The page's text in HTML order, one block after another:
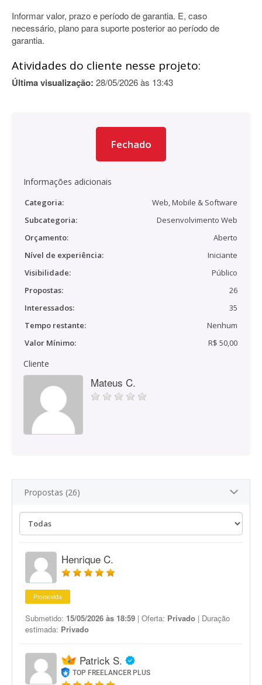
Informar valor, prazo e período de garantia. E, caso
necessário, plano para suporte posterior ao período de
garantia.
Atividades do cliente nesse projeto:
Última visualização: 28/05/2026 às 13:43
Fechado
Informações adicionais
Categoria:
Web, Mobile & Software
Subcategoria:
Desenvolvimento Web
Orçamento:
Aberto
Nível de experiência:
Iniciante
Visibilidade:
Público
Propostas:
26
Interessados:
35
Tempo restante:
Nenhum
Valor Mínimo:
R$ 50,00
Cliente
Mateus C.
Propostas (26)
Henrique C.
Promovida
Submetido: 15/05/2026 às 18:59 | Oferta: Privado | Duração
estimada: Privado
Patrick S.
TOP FREELANCER PLUS